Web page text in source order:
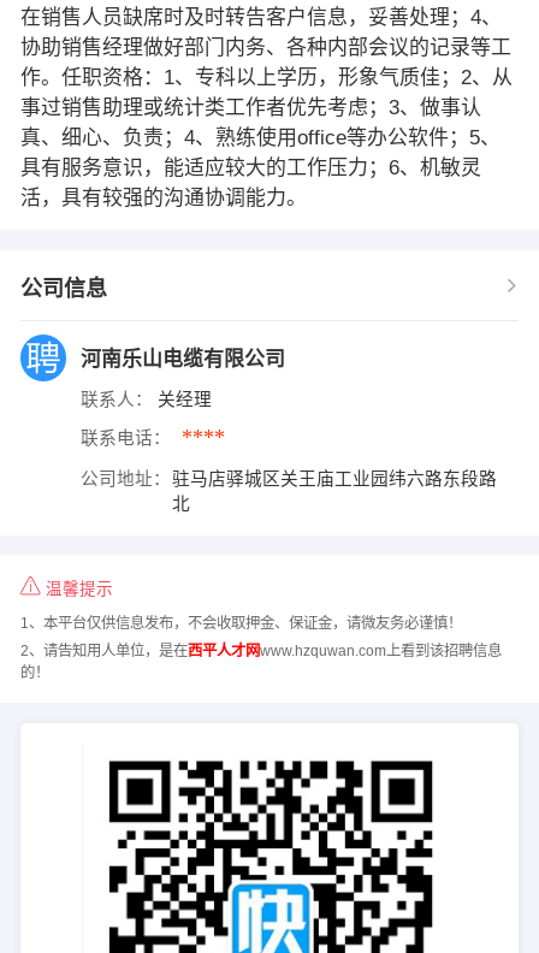
在销售人员缺席时及时转告客户信息，妥善处理；4、
协助销售经理做好部门内务、各种内部会议的记录等工
作。任职资格：1、专科以上学历，形象气质佳；2、从
事过销售助理或统计类工作者优先考虑；3、做事认
真、细心、负责；4、熟练使用office等办公软件；5、
具有服务意识，能适应较大的工作压力；6、机敏灵
活，具有较强的沟通协调能力。
公司信息
河南乐山电缆有限公司
联系人： 关经理
联系电话： ****
公司地址：
驻马店驿城区关王庙工业园纬六路东段路
北
温馨提示
1、本平台仅供信息发布，不会收取押金、保证金，请微友务必谨慎！
2、请告知用人单位，是在西平人才网www.hzquwan.com上看到该招聘信息
的！